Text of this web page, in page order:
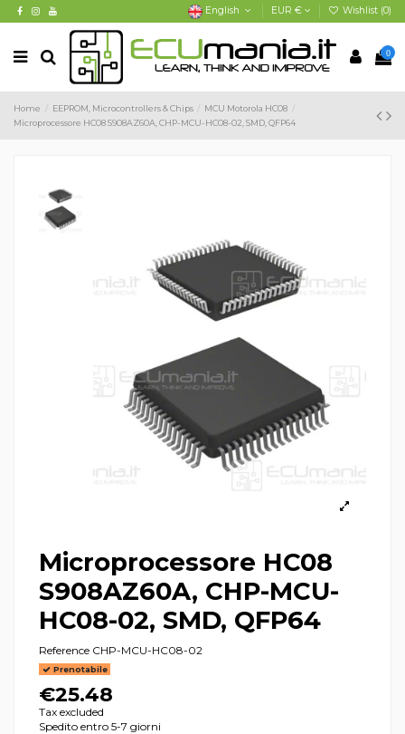
English EUR € Wishlist (0)
0
Home EEPROM, Microcontrollers & Chips
MCU Motorola HC08
Microprocessore HC08 S908AZ60A, CHP-MCU-HC08-02, SMD, QFP64
Microprocessore HC08
S908AZ60A, CHP-MCU-
HC08-02, SMD, QFP64
Reference CHP-MCU-HC08-02
Prenotabile
€25.48
Tax excluded
Spedito entro 5-7 giorni